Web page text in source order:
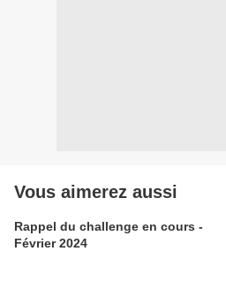
Vous aimerez aussi
Rappel du challenge en cours -
Février 2024